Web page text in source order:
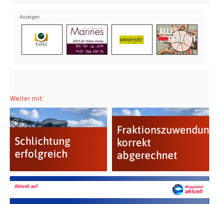
Weiter mit:
Schlichtung
erfolgreich
korrekt
abgerechnet
Aktuell auf